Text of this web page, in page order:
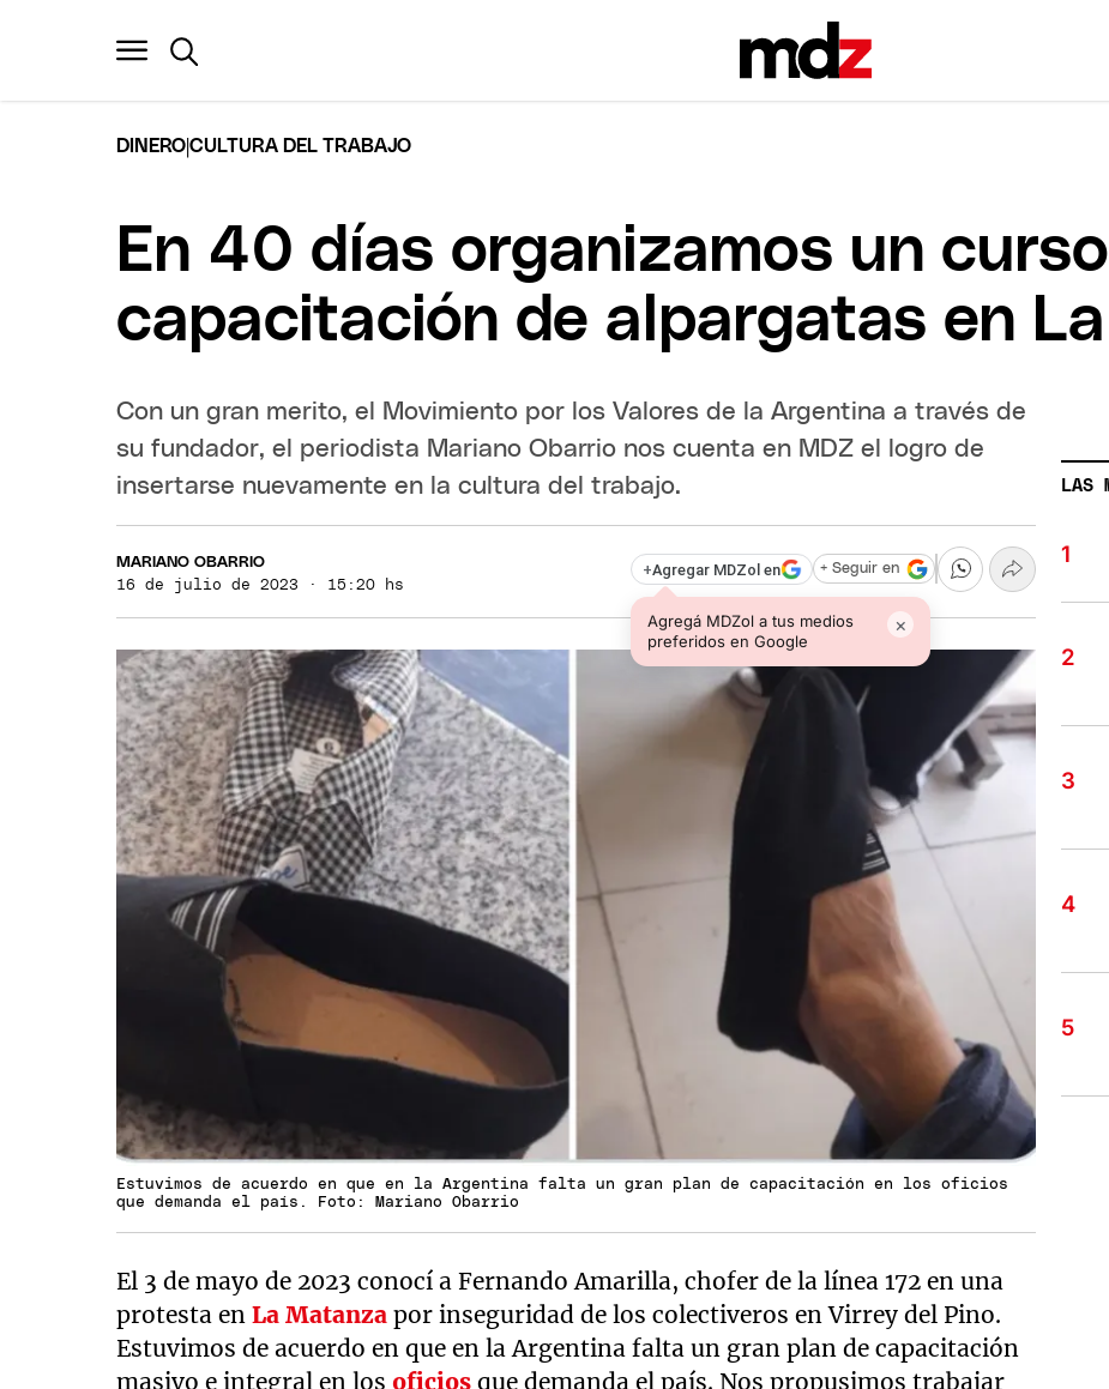
DINERO|CULTURA DEL TRABAJO
En 40 días organizamos un
capacitación de alpargatas en
Con un gran merito, el Movimiento por los Valores de la Argentina a través de
su fundador, el periodista Mariano Obarrio nos cuenta en MDZ el logro de
insertarse nuevamente en la cultura del trabajo.
MARIANO OBARRIO
16 de julio de 2023 · 15:20 hs
+Agregar MDZol en
Agregá MDZol a tus medios
preferidos en Google
×
+ Seguir en
Estuvimos de acuerdo en que en la Argentina falta un gran plan de capacitación en los oficios
que demanda el país. Foto: Mariano Obarrio
El 3 de mayo de 2023 conocí a Fernando Amarilla, chofer de la línea 172 en una
protesta enLa Matanza por inseguridad de los colectiveros en Virrey del Pino.
Estuvimos de acuerdo en que en la Argentina falta un gran plan de capacitación
masivo e integral en losoficios que demanda el país. Nos propusimos trabajar
LAS